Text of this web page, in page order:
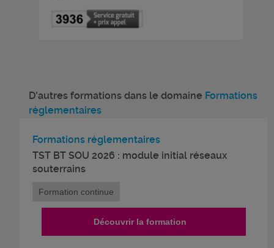
D'autres formations dans le domaine Formations
réglementaires
Formations réglementaires
TST BT SOU 2026 : module initial réseaux
souterrains
Formation continue
Découvrir la formation